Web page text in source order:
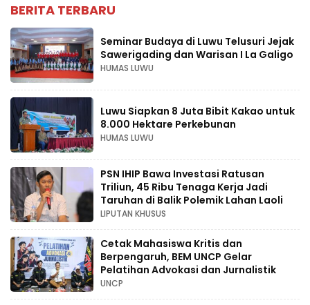
BERITA TERBARU
Seminar Budaya di Luwu Telusuri Jejak
Sawerigading dan Warisan I La Galigo
HUMAS LUWU
Luwu Siapkan 8 Juta Bibit Kakao untuk
8.000 Hektare Perkebunan
HUMAS LUWU
PSN IHIP Bawa Investasi Ratusan
Triliun, 45 Ribu Tenaga Kerja Jadi
Taruhan di Balik Polemik Lahan Laoli
LIPUTAN KHUSUS
Cetak Mahasiswa Kritis dan
Berpengaruh, BEM UNCP Gelar
Pelatihan Advokasi dan Jurnalistik
UNCP